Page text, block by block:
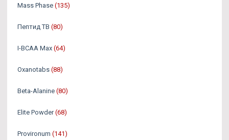
Mass Phase (135)
Пептид TB (80)
I-BCAA Max (64)
Oxanotabs (88)
Beta-Alanine (80)
Elite Powder (68)
Provironum (141)